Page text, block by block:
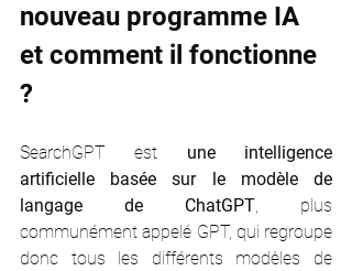
nouveau programme IA
et comment il fonctionne
?
SearchGPT est une intelligence
artificielle basée sur le modèle de
langage de ChatGPT, plus
communément appelé GPT, qui regroupe
donc tous les différents modèles de